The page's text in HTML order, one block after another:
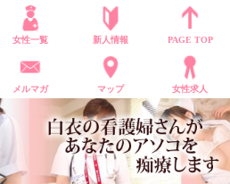
女性一覧 新人情報 PAGE TOP
メルマガ マップ 女性求人